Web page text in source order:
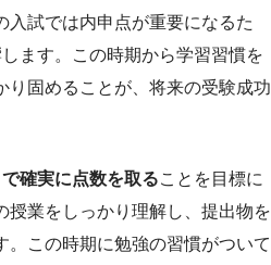
入試では内申点が重要になるた
ます。この時期から学習習慣を
り固めることが、将来の受験成功
確実に点数を取ることを目標に
授業をしっかり理解し、提出物を
。この時期に勉強の習慣がついて